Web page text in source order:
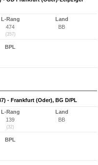
L-Rang
474
(357)
Land
BB
BPL
- Frankfurt (Oder), BG D/PL
L-Rang
139
(32)
Land
BB
BPL